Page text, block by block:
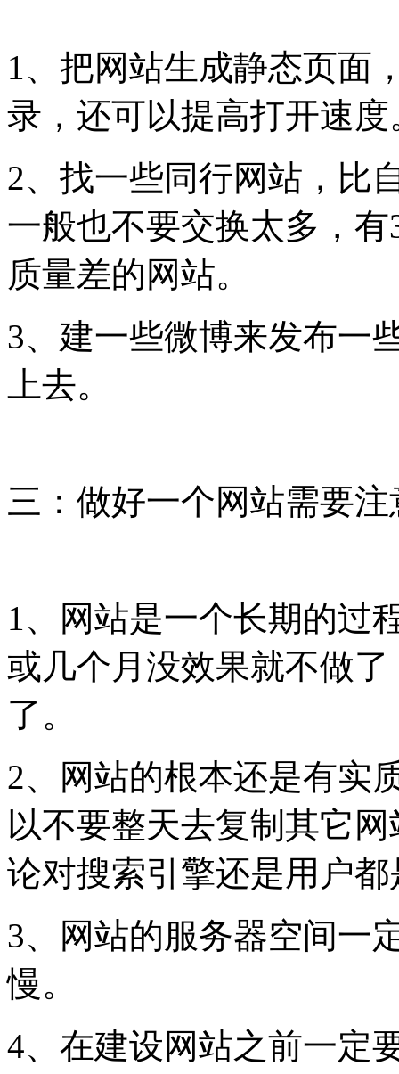
1、把网站生成静态页面
录，还可以提高打开速度
2、找一些同行网站，比
一般也不要交换太多，
质量差的网站。
3、建一些微博来发布一
上去。
三：做好一个网站需要
1、网站是一个长期的过
或几个月没效果就不做
了。
2、网站的根本还是有实
以不要整天去复制其它
论对搜索引擎还是用户
3、网站的服务器空间一
慢。
4、在建设网站之前一定